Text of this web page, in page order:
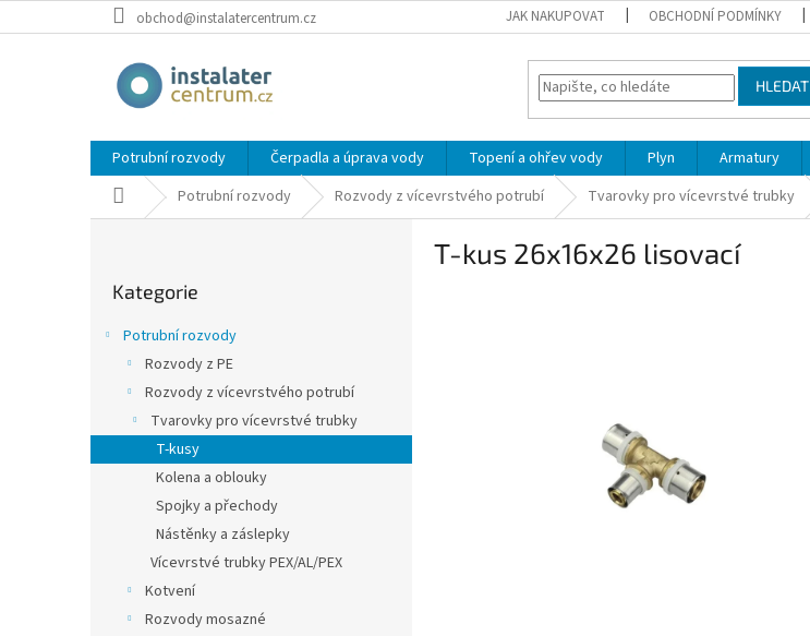
na
obchod@instalatercentrum.cz JAK NAKUPOVAT OBCHODNÍ PODMÍNKY
HLEDAT
Potrubní rozvody Čerpadla a úprava vody Topení a ohřev vody Plyn Armatury
Domů Potrubní rozvody Rozvody z vícevrstvého potrubí Tvarovky pro vícevrstvé trubky
a
kategorie
Kategorie
Potrubní rozvody
Rozvody z PE
Rozvody z vícevrstvého potrubí
Tvarovky pro vícevrstvé trubky
T-kusy
Kolena a oblouky
Spojky a přechody
Nástěnky a záslepky
Vícevrstvé trubky PEX/AL/PEX
Kotvení
Rozvody mosazné
T-kus 26x16x26 lisovací